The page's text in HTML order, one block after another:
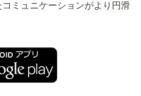
ミュニケーションがより円滑